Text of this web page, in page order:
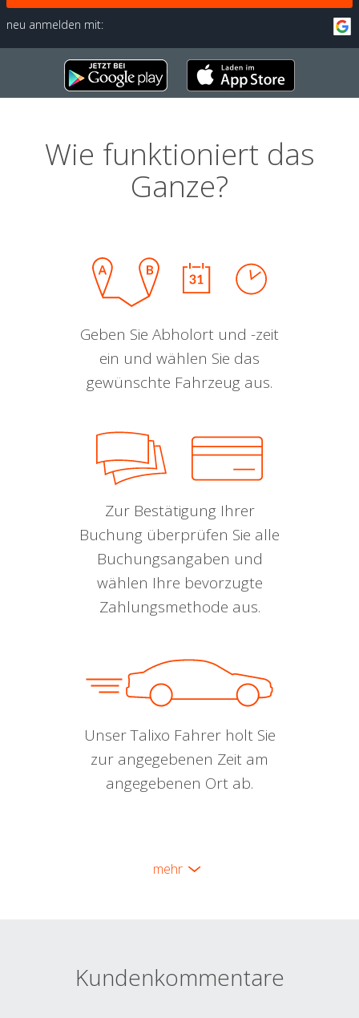
neu anmelden mit:
Wie funktioniert das
Ganze?
Geben Sie Abholort und -zeit
ein und wählen Sie das
gewünschte Fahrzeug aus.
Zur Bestätigung Ihrer
Buchung überprüfen Sie alle
Buchungsangaben und
wählen Ihre bevorzugte
Zahlungsmethode aus.
Unser Talixo Fahrer holt Sie
zur angegebenen Zeit am
angegebenen Ort ab.
mehr
Kundenkommentare